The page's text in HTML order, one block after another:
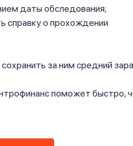
даты обследования;
справку о прохождении
за ним средний
поможет быстро,